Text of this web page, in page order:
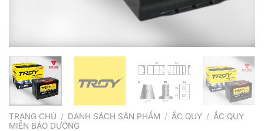
TRANG CHỦ / DANH SÁCH SẢN PHẨM / ẮC QUY / ẮC QUY
MIỄN BẢO DƯỠNG